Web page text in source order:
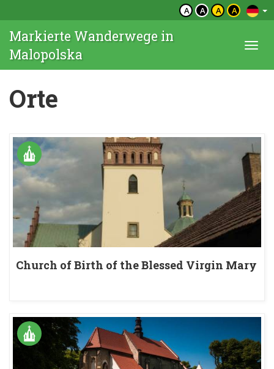
A A A A
Markierte Wanderwege in
Malopolska
Orte
Church of Birth of the Blessed Virgin Mary